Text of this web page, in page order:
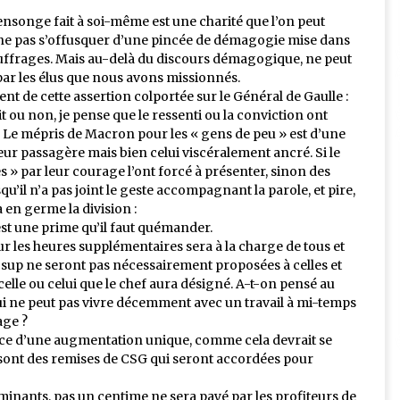
fait à soi-même est une charité que l’on peut
pas s’offusquer d’une pincée de démagogie mise dans
Mais au-delà du discours démagogique, ne peut
les élus que nous avons missionnés.
de cette assertion colportée sur le Général de Gaulle :
ou non, je pense que le ressenti ou la conviction ont
mépris de Macron pour les « gens de peu » est d’une
passagère mais bien celui viscéralement ancré. Si le
» par leur courage l’ont forcé à présenter, sinon des
n’a pas joint le geste accompagnant la parole, et pire,
en germe la division :
une prime qu’il faut quémander.
les heures supplémentaires sera à la charge de tous et
ne seront pas nécessairement proposées à celles et
ou celui que le chef aura désigné. A-t-on pensé au
peut pas vivre décemment avec un travail à mi-temps
?
d’une augmentation unique, comme cela devrait se
des remises de CSG qui seront accordées pour
pas un centime ne sera payé par les profiteurs de